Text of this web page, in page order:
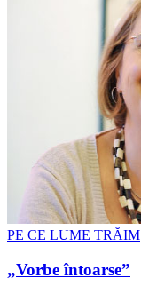
PE CE LUME TRĂIM
„Vorbe întoarse”